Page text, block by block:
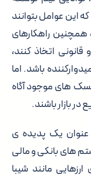
عوامل بتوانند
همچنین راهکارهای
اتخاذ کنند،
باشد. اما
های موجود آگاه
در بازار باشند.
عنوان یک پدیده ی
های بانکی و مالی
مانند شیبا